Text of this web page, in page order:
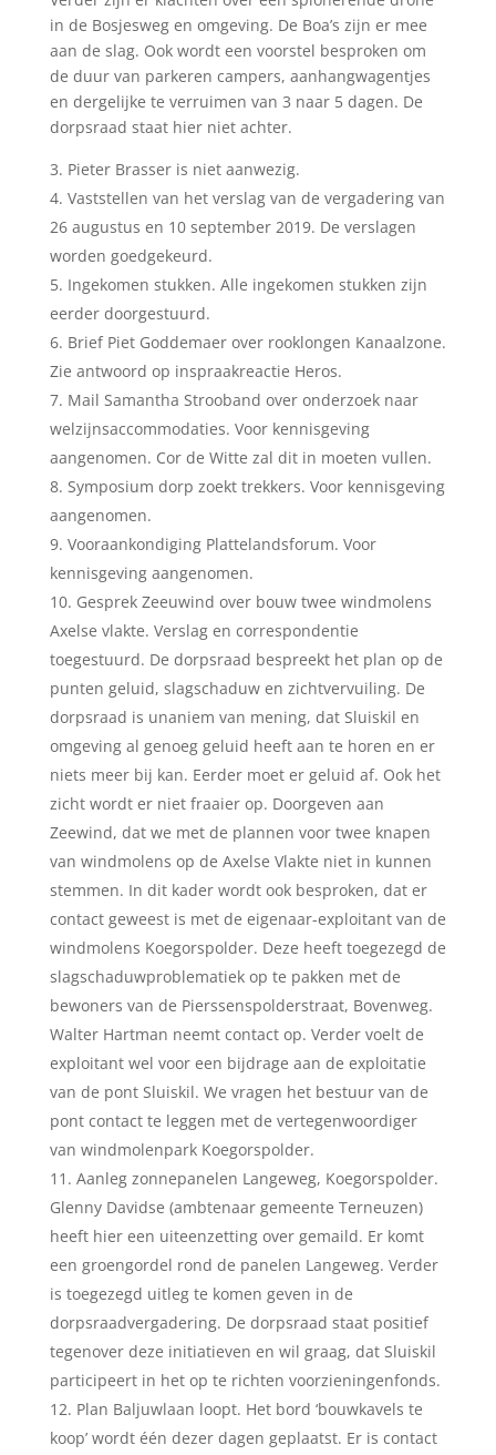
in de Bosjesweg en omgeving. De Boa’s zijn er mee
aan de slag. Ook wordt een voorstel besproken om
de duur van parkeren campers, aanhangwagentjes
en dergelijke te verruimen van 3 naar 5 dagen. De
dorpsraad staat hier niet achter.
Pieter Brasser is niet aanwezig.
Vaststellen van het verslag van de vergadering van
26 augustus en 10 september 2019. De verslagen
worden goedgekeurd.
Ingekomen stukken. Alle ingekomen stukken zijn
eerder doorgestuurd.
Brief Piet Goddemaer over rooklongen Kanaalzone.
Zie antwoord op inspraakreactie Heros.
Mail Samantha Strooband over onderzoek naar
welzijnsaccommodaties. Voor kennisgeving
aangenomen. Cor de Witte zal dit in moeten vullen.
Symposium dorp zoekt trekkers. Voor kennisgeving
aangenomen.
Vooraankondiging Plattelandsforum. Voor
kennisgeving aangenomen.
Gesprek Zeeuwind over bouw twee windmolens
Axelse vlakte. Verslag en correspondentie
toegestuurd. De dorpsraad bespreekt het plan op de
punten geluid, slagschaduw en zichtvervuiling. De
dorpsraad is unaniem van mening, dat Sluiskil en
omgeving al genoeg geluid heeft aan te horen en er
niets meer bij kan. Eerder moet er geluid af. Ook het
zicht wordt er niet fraaier op. Doorgeven aan
Zeewind, dat we met de plannen voor twee knapen
van windmolens op de Axelse Vlakte niet in kunnen
stemmen. In dit kader wordt ook besproken, dat er
contact geweest is met de eigenaar-exploitant van de
windmolens Koegorspolder. Deze heeft toegezegd de
slagschaduwproblematiek op te pakken met de
bewoners van de Pierssenspolderstraat, Bovenweg.
Walter Hartman neemt contact op. Verder voelt de
exploitant wel voor een bijdrage aan de exploitatie
van de pont Sluiskil. We vragen het bestuur van de
pont contact te leggen met de vertegenwoordiger
van windmolenpark Koegorspolder.
Aanleg zonnepanelen Langeweg, Koegorspolder.
Glenny Davidse (ambtenaar gemeente Terneuzen)
heeft hier een uiteenzetting over gemaild. Er komt
een groengordel rond de panelen Langeweg. Verder
is toegezegd uitleg te komen geven in de
dorpsraadvergadering. De dorpsraad staat positief
tegenover deze initiatieven en wil graag, dat Sluiskil
participeert in het op te richten voorzieningenfonds.
Plan Baljuwlaan loopt. Het bord ‘bouwkavels te
koop’ wordt één dezer dagen geplaatst. Er is contact